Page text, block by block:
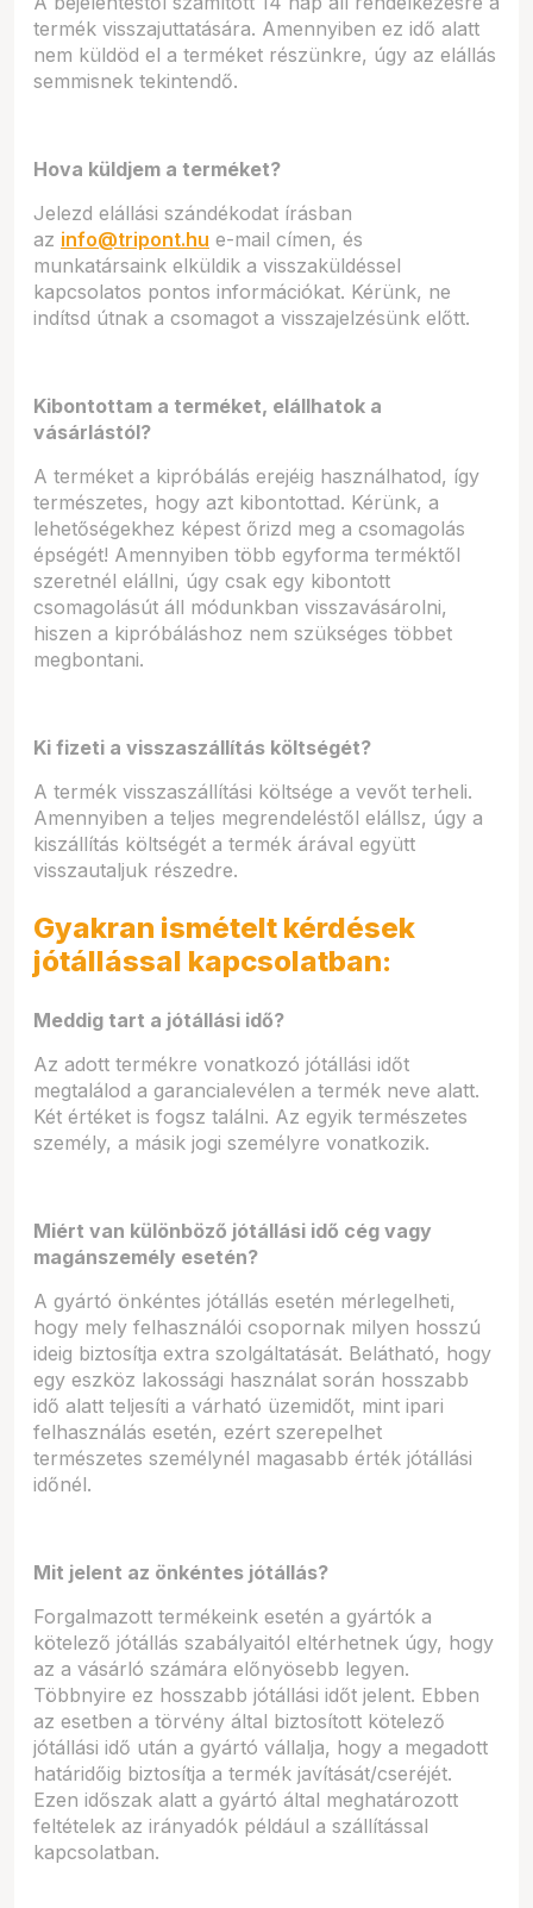
termék visszajuttatására. Amennyiben ez idő alatt
nem küldöd el a terméket részünkre, úgy az elállás
semmisnek tekintendő.
Hova küldjem a terméket?
Jelezd elállási szándékodat írásban
az info@tripont.hu e-mail címen, és
munkatársaink elküldik a visszaküldéssel
kapcsolatos pontos információkat. Kérünk, ne
indítsd útnak a csomagot a visszajelzésünk előtt.
Kibontottam a terméket, elállhatok a
vásárlástól?
A terméket a kipróbálás erejéig használhatod, így
természetes, hogy azt kibontottad. Kérünk, a
lehetőségekhez képest őrizd meg a csomagolás
épségét! Amennyiben több egyforma terméktől
szeretnél elállni, úgy csak egy kibontott
csomagolásút áll módunkban visszavásárolni,
hiszen a kipróbáláshoz nem szükséges többet
megbontani.
Ki fizeti a visszaszállítás költségét?
A termék visszaszállítási költsége a vevőt terheli.
Amennyiben a teljes megrendeléstől elállsz, úgy a
kiszállítás költségét a termék árával együtt
visszautaljuk részedre.
Gyakran ismételt kérdések
jótállással kapcsolatban:
Meddig tart a jótállási idő?
Az adott termékre vonatkozó jótállási időt
megtalálod a garancialevélen a termék neve alatt.
Két értéket is fogsz találni. Az egyik természetes
személy, a másik jogi személyre vonatkozik.
Miért van különböző jótállási idő cég vagy
magánszemély esetén?
A gyártó önkéntes jótállás esetén mérlegelheti,
hogy mely felhasználói csopornak milyen hosszú
ideig biztosítja extra szolgáltatását. Belátható, hogy
egy eszköz lakossági használat során hosszabb
idő alatt teljesíti a várható üzemidőt, mint ipari
felhasználás esetén, ezért szerepelhet
természetes személynél magasabb érték jótállási
időnél.
Mit jelent az önkéntes jótállás?
Forgalmazott termékeink esetén a gyártók a
kötelező jótállás szabályaitól eltérhetnek úgy, hogy
az a vásárló számára előnyösebb legyen.
Többnyire ez hosszabb jótállási időt jelent. Ebben
az esetben a törvény által biztosított kötelező
jótállási idő után a gyártó vállalja, hogy a megadott
határidőig biztosítja a termék javítását/cseréjét.
Ezen időszak alatt a gyártó által meghatározott
feltételek az irányadók például a szállítással
kapcsolatban.